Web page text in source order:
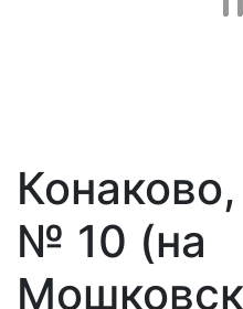
№ 10 (на